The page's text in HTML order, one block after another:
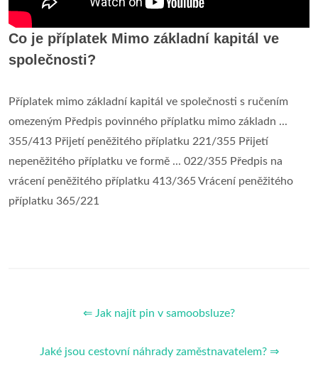
Co je příplatek Mimo základní kapitál ve
společnosti?
Příplatek mimo základní kapitál ve společnosti s ručením
omezeným Předpis povinného příplatku mimo základn ...
355/413 Přijetí peněžitého příplatku 221/355 Přijetí
nepeněžitého příplatku ve formě ... 022/355 Předpis na
vrácení peněžitého příplatku 413/365 Vrácení peněžitého
příplatku 365/221
⇐ Jak najít pin v samoobsluze?
Jaké jsou cestovní náhrady zaměstnavatelem? ⇒